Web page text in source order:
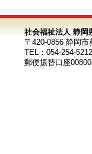
社会福祉法人 静岡
〒420-0856 静岡
TEL：054-254-
郵便振替口座